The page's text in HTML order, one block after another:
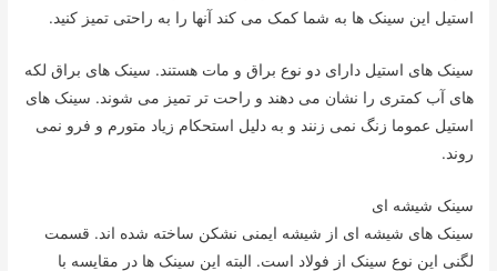
استیل این سینک ها به شما کمک می کند آنها را به راحتی تمیز کنید.
سینک های استیل دارای دو نوع براق و مات هستند. سینک های براق لکه
های آب کمتری را نشان می دهند و راحت تر تمیز می شوند. سینک های
استیل عموما زنگ نمی زنند و به دلیل استحکام زیاد متورم و فرو نمی
روند.
سینک شیشه ای
سینک های شیشه ای از شیشه ایمنی نشکن ساخته شده اند. قسمت
لگنی این نوع سینک از فولاد است. البته این سینک ها در مقایسه با